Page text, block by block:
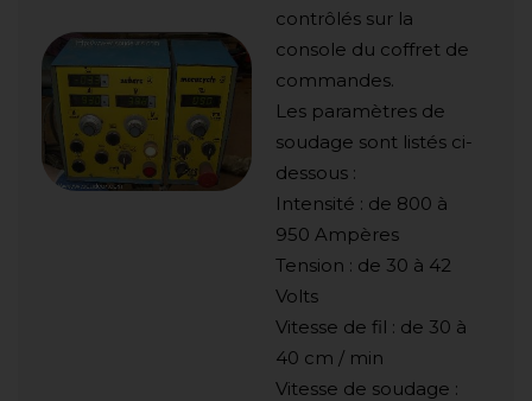
contrôlés sur la
console du coffret de
commandes.
Les paramètres de
soudage sont listés ci-
dessous :
Intensité : de 800 à
950 Ampères
Tension : de 30 à 42
Volts
Vitesse de fil : de 30 à
40 cm / min
Vitesse de soudage :